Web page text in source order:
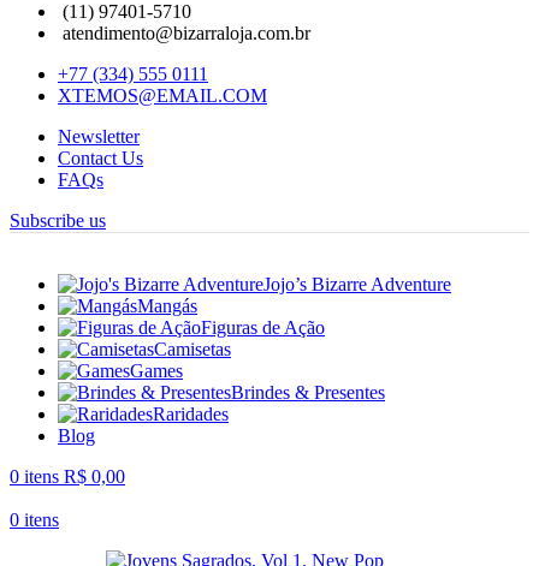
(11) 97401-5710
atendimento@bizarraloja.com.br
+77 (334) 555 0111
XTEMOS@EMAIL.COM
Newsletter
Contact Us
FAQs
Subscribe us
Jojo’s Bizarre Adventure
Mangás
Figuras de Ação
Camisetas
Games
Brindes & Presentes
Raridades
Blog
0 itens R$ 0,00
0 itens